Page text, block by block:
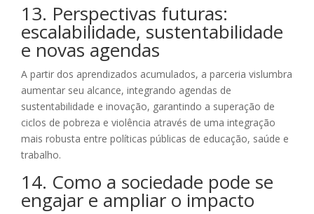
13. Perspectivas futuras:
escalabilidade, sustentabilidade
e novas agendas
A partir dos aprendizados acumulados, a parceria vislumbra
aumentar seu alcance, integrando agendas de
sustentabilidade e inovação, garantindo a superação de
ciclos de pobreza e violência através de uma integração
mais robusta entre políticas públicas de educação, saúde e
trabalho.
14. Como a sociedade pode se
engajar e ampliar o impacto